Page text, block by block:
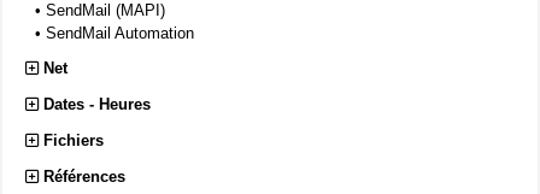
• SendMail (MAPI)
• SendMail Automation
Net
Dates - Heures
Fichiers
Références